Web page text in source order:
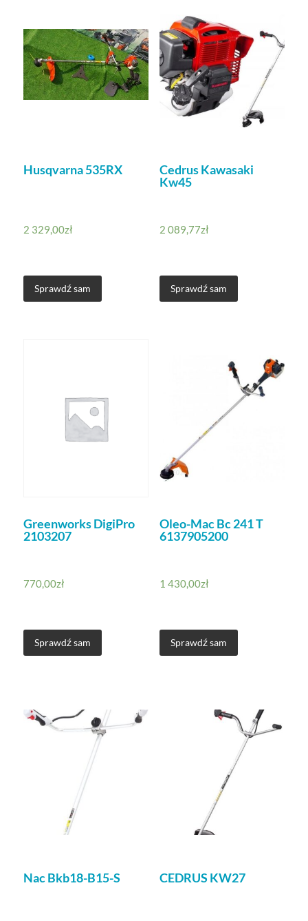
Husqvarna 535RX
2 329,00zł
Sprawdź sam
Cedrus Kawasaki
Kw45
2 089,77zł
Sprawdź sam
Greenworks DigiPro
2103207
770,00zł
Sprawdź sam
Oleo-Mac Bc 241 T
6137905200
1 430,00zł
Sprawdź sam
Nac Bkb18-B15-S CEDRUS KW27